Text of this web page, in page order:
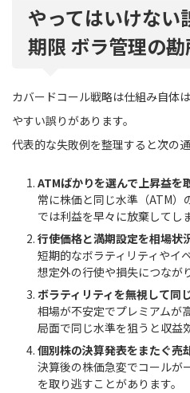
やってはいけない
期限 ボラ管理の
カバードコール戦略は仕組み自体
やすい誤りがあります。
代表的な失敗例を整理すると次の通
ATMばかりを選んで上昇益を
常に株価と同じ水準（ATM）
では利益を早々に放棄してし
行使価格と満期設定を相場状
短期的なボラティリティやイ
想定外の行使や損失につなが
ボラティリティを無視して同
相場が不安定でプレミアムが
局面で同じ水準を狙うと収益
個別株の決算発表をまたぐ売
決算後の株価急変でコールが
を取り逃すことがあります。